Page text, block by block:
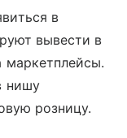
в
вывести в
маркетплейсы.
нишу
розницу.